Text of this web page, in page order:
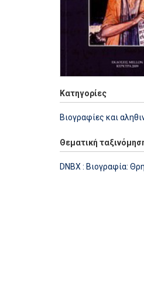
Κατηγορίες
Βιογραφίες και
Θεματική
DNBX : Βιογραφία: